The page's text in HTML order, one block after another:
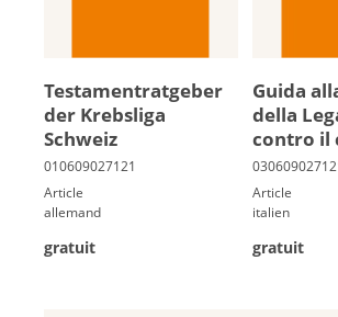
Tes­ta­men­trat­ge­ber
der Krebs­li­ga
Schweiz
Article
allemand
gratuit
Guida
della
contro il
Article
italien
gratuit